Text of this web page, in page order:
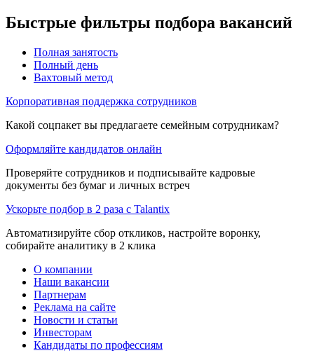
Быстрые фильтры подбора вакансий
Полная занятость
Полный день
Вахтовый метод
Корпоративная поддержка сотрудников
Какой соцпакет вы предлагаете семейным сотрудникам?
Оформляйте кандидатов онлайн
Проверяйте сотрудников и подписывайте кадровые
документы без бумаг и личных встреч
Ускорьте подбор в 2 раза с Talantix
Автоматизируйте сбор откликов, настройте воронку,
собирайте аналитику в 2 клика
О компании
Наши вакансии
Партнерам
Реклама на сайте
Новости и статьи
Инвесторам
Кандидаты по профессиям